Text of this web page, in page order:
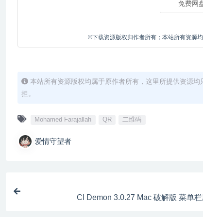
免费网
©下载资源版权归作者所有；本站所有资源
本站所有资源版权均属于原作者所有，这里所提供资源
担。
Mohamed Farajallah QR 二维码
爱情守望者
CI Demon 3.0.27 Mac 破解版 菜单